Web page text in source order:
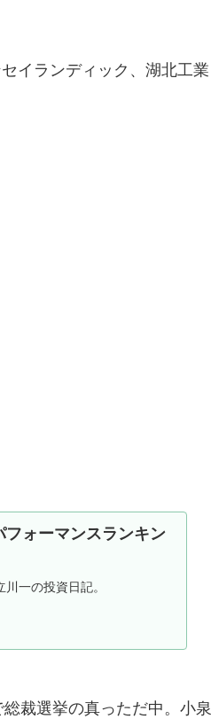
イランディック、湖北工業
ォーマンスランキン
一の投資日記。
裁選挙の真っただ中。小泉